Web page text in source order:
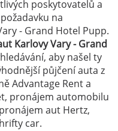
poskytovatelů a
na
- Grand Hotel Pupp.
Karlovy Vary - Grand
aby našel ty
půjčení auta z
Advantage Rent a
pronájem automobilu
aut Hertz,
car.